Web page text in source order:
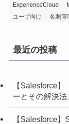
ExperienceCloud
ユーザ向け
名刺管
最近の投稿
【Salesforce
ーとその解決法
【Salesforce